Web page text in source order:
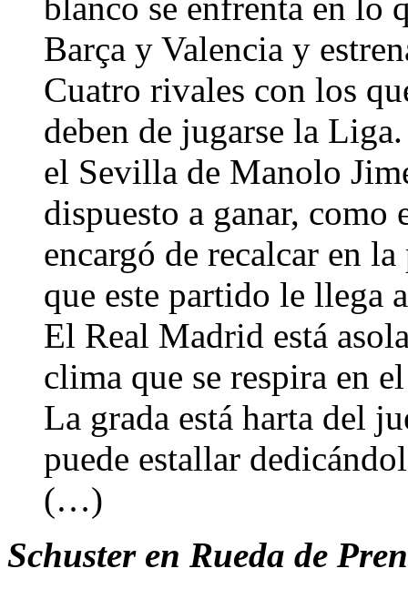
Barça y Valencia y
Cuatro rivales con los
deben de jugarse la
el Sevilla de Manolo
dispuesto a ganar,
encargó de recalcar en
que este partido le llega
El Real Madrid está
clima que se respira en
La grada está harta del
puede estallar
(…)
Schuster en Rueda de